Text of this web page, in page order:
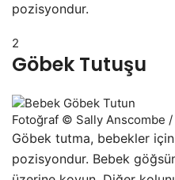
pozisyondur.
2
Göbek Tutuşu
Fotoğraf © Sally Anscombe /
Göbek tutma, bebekler
pozisyondur. Bebek